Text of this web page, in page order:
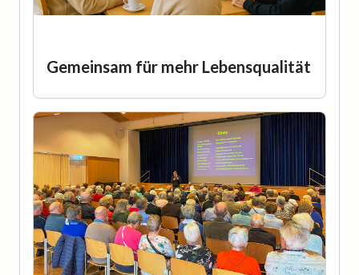
Gemeinsam für mehr Lebensqualität